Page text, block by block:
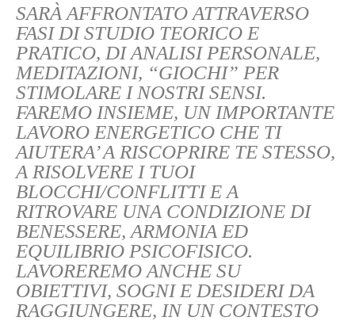
SARÀ AFFRONTATO ATTRAVERSO
FASI DI STUDIO TEORICO E
PRATICO, DI ANALISI PERSONALE,
MEDITAZIONI, “GIOCHI” PER
STIMOLARE I NOSTRI SENSI.
FAREMO INSIEME, UN IMPORTANTE
LAVORO ENERGETICO CHE TI
AIUTERA’ A RISCOPRIRE TE STESSO,
A RISOLVERE I TUOI
BLOCCHI/CONFLITTI E A
RITROVARE UNA CONDIZIONE DI
BENESSERE, ARMONIA ED
EQUILIBRIO PSICOFISICO.
LAVOREREMO ANCHE SU
OBIETTIVI, SOGNI E DESIDERI DA
RAGGIUNGERE, IN UN CONTESTO